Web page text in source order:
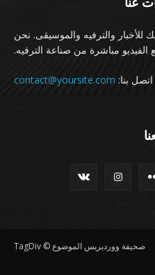
والترفيه والموسيقى. نحن
مباشرة من صناعة الترفيه.
اتصل بنا: contact@yoursite.com
صحيفة ووردبريس الموضوع © TagDiv